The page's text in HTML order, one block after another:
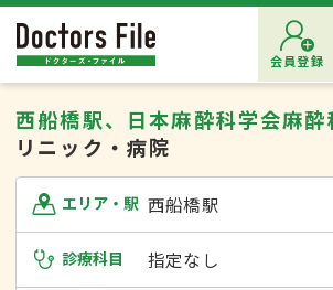
会員登録
西船橋駅、日本麻酔科学会麻酔
リニック・病院
エリア・駅 西船橋駅
診療科目 指定なし